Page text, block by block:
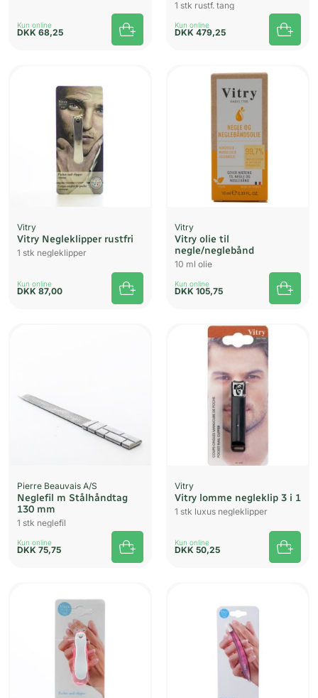
Kun online
DKK 68,25
1 stk rustf. tang
Kun online
DKK 479,25
Vitry
Vitry Negleklipper rustfri
1 stk negleklipper
Kun online
DKK 87,00
Vitry
Vitry olie til
negle/neglebånd
10 ml olie
Kun online
DKK 105,75
Pierre Beauvais A/S
Neglefil m Stålhåndtag
130 mm
1 stk neglefil
Kun online
DKK 75,75
Vitry
Vitry lomme negleklip 3 i 1
1 stk luxus negleklipper
Kun online
DKK 50,25